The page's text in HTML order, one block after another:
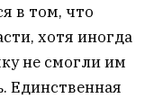
в том, что
хотя иногда
не смогли им
Единственная